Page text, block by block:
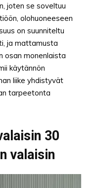
joten se soveltuu
olohuoneeseen
on suunniteltu
ja mattamusta
osan monenlaista
käytännön
liike yhdistyvät
tarpeetonta
30
valaisin